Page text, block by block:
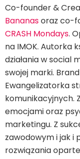
Co-founder &
Bananasoraz co-
CRASH Mondays.
na IMOK. Autorka
działania w social
swojej marki.
Ewangelizatorka
komunikacyjnych.
emocjami oraz
marketingu. Z
zawodowym i jak
rozwiązania